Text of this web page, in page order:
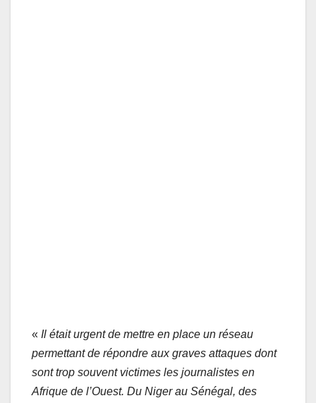
« Il était urgent de mettre en place un réseau
permettant de répondre aux graves attaques dont
sont trop souvent victimes les journalistes en
Afrique de l’Ouest. Du Niger au Sénégal, des